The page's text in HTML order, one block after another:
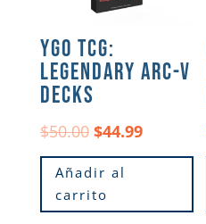
YGO TCG:
LEGENDARY ARC-V
DECKS
$50.00 Original
price
was:
$50.00.
$44.99Current
price
Añadir al
carrito